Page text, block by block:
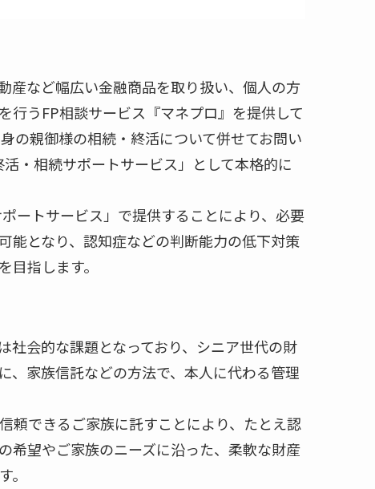
産など幅広い金融商品を取り扱い、個人の方
行うFP相談サービス『マネプロ』を提供して
の親御様の相続・終活について併せてお問い
・相続サポートサービス」として本格的に
ートサービス」で提供することにより、必要
能となり、認知症などの判断能力の低下対策
指します。
会的な課題となっており、シニア世代の財
、家族信託などの方法で、本人に代わる管理
頼できるご家族に託すことにより、たとえ認
希望やご家族のニーズに沿った、柔軟な財産